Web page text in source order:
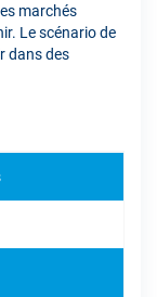
marchés
Le scénario de
dans des